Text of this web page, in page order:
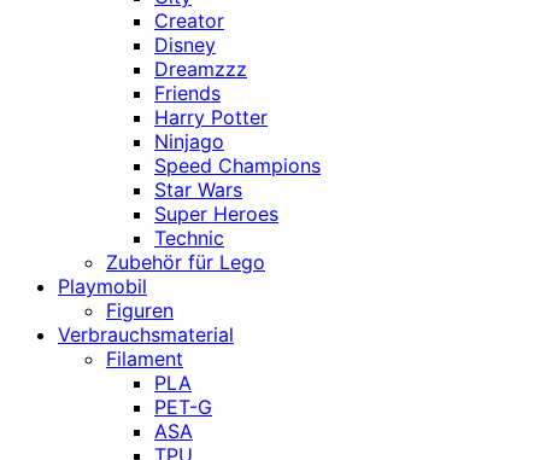
Creator
Disney
Dreamzzz
Friends
Harry Potter
Ninjago
Speed Champions
Star Wars
Super Heroes
Technic
Zubehör für Lego
Playmobil
Figuren
Verbrauchsmaterial
Filament
PLA
PET-G
ASA
TPU